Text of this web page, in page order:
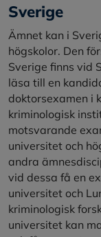
Sverige
Ämnet kan i
högskolor. Den
Sverige finns vid
läsa till en
doktorsexamen i
kriminologisk
motsvarande
universitet och
andra
vid dessa få en
universitet och
kriminologisk
universitet kan